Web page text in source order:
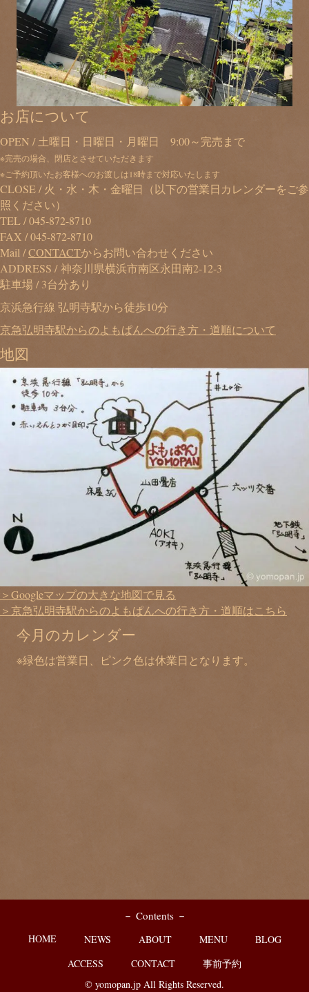
お店について
OPEN / 土曜日・日曜日・月曜日 9:00～完売まで
※完売の場合、閉店とさせていただきます
※ご予約頂いたお客様へのお渡しは18時まで対応いたします
CLOSE / 火・水・木・金曜日（以下の営業日カレンダーをご参
照ください）
TEL /045-872-8710
FAX / 045-872-8710
Mail /CONTACTからお問い合わせください
ADDRESS / 神奈川県横浜市南区永田南2-12-3
駐車場 / 3台分あり
京浜急行線 弘明寺駅から徒歩10分
京急弘明寺駅からのよもぱんへの行き方・道順について
地図
＞Googleマップの大きな地図で見る
＞京急弘明寺駅からのよもぱんへの行き方・道順はこちら
今月のカレンダー
※緑色は営業日、ピンク色は休業日となります。
－ Contents －
HOME NEWS ABOUT MENU
BLOG
ACCESS
CONTACT
事前予約
© yomopan.jp All Rights Reserved.